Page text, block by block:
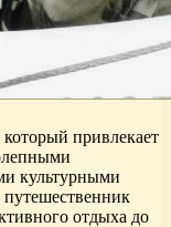
привлекает
культурными
путешественник
отдыха до